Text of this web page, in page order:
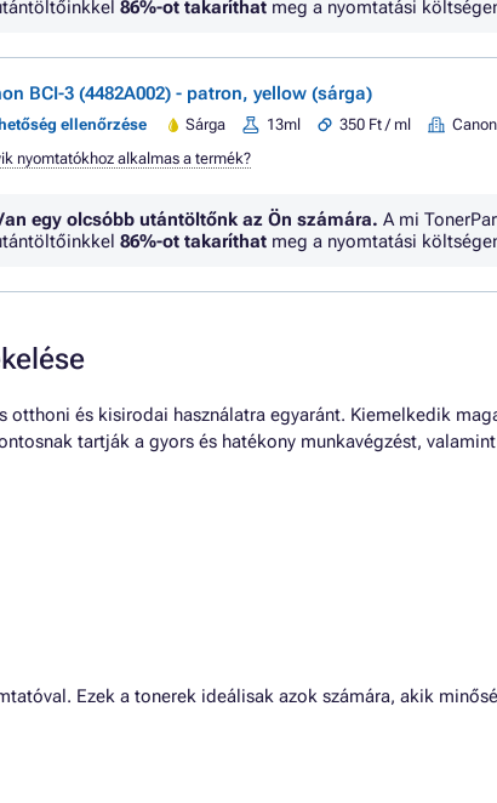
86%-ot takaríthat meg a nyomtatási
BCI-3 (4482A002) - patron, yellow (sárga)
ellenőrzése Sárga 13ml 350 Ft / ml Canon
nyomtatókhoz alkalmas a termék?
egy olcsóbb utántöltőnk az Ön számára. A mi
86%-ot takaríthat meg a nyomtatási
és kisirodai használatra egyaránt. Kiemelkedik
tartják a gyors és hatékony munkavégzést,
Ezek a tonerek ideálisak azok számára, akik